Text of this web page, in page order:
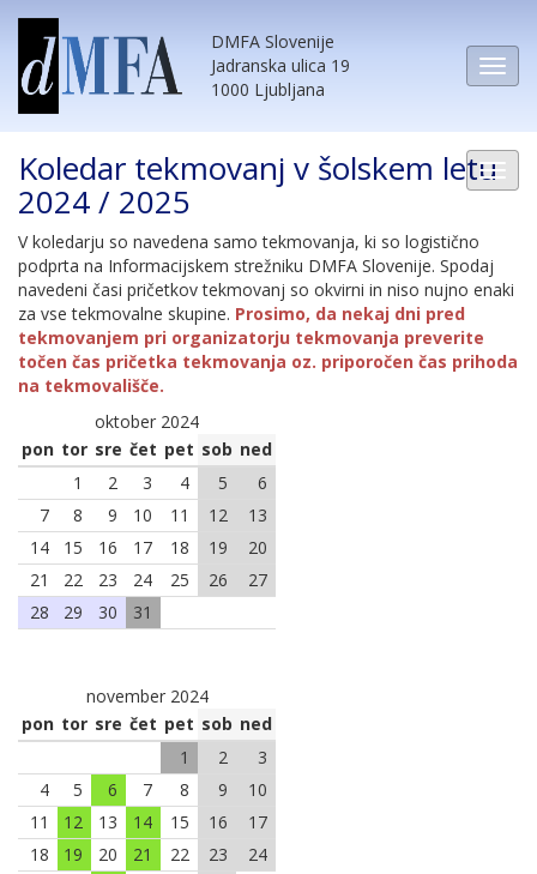
DMFA Slovenije
Jadranska ulica 19
1000 Ljubljana
Koledar tekmovanj v šolskem letu
2024 / 2025
V koledarju so navedena samo tekmovanja, ki so logistično
podprta na Informacijskem strežniku DMFA Slovenije. Spodaj
navedeni časi pričetkov tekmovanj so okvirni in niso nujno enaki
za vse tekmovalne skupine. Prosimo, da nekaj dni pred
tekmovanjem pri organizatorju tekmovanja preverite
točen čas pričetka tekmovanja oz. priporočen čas prihoda
na tekmovališče.
oktober 2024
pon tor sre čet pet sob ned
1
2 3 4 5
6
7
8 9 10 11 12
13
14
15 16 17 18 19
20
21
22 23 24 25 26
27
28
29 30 31
november 2024
pon tor sre čet pet sob ned
1
2
3
4
5 6 7 8 9
10
11
12 13 14 15 16
17
18
19 20 21 22 23
24